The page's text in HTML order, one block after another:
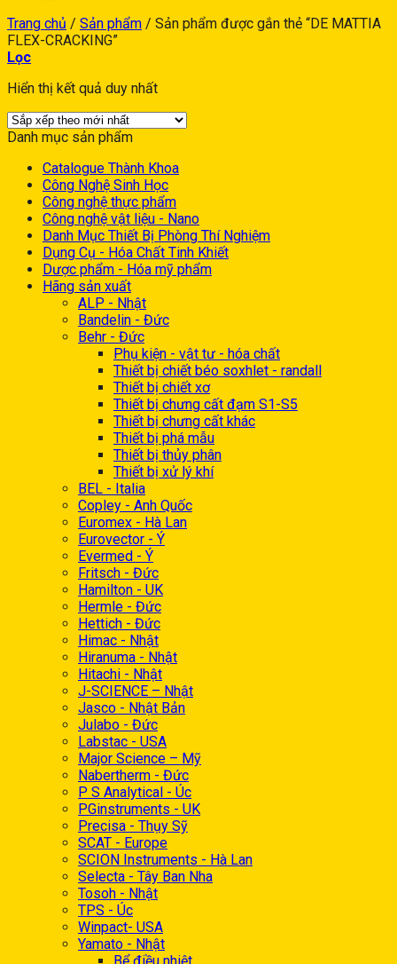
Trang chủ / Sản phẩm / Sản phẩm được gắn thẻ “DE MATTIA
FLEX-CRACKING”
Lọc
Hiển thị kết quả duy nhất
Danh mục sản phẩm
Catalogue Thành Khoa
Công Nghệ Sinh Học
Công nghệ thực phẩm
Công nghệ vật liệu - Nano
Danh Mục Thiết Bị Phòng Thí Nghiệm
Dụng Cụ - Hóa Chất Tinh Khiết
Dược phẩm - Hóa mỹ phẩm
Hãng sản xuất
ALP - Nhật
Bandelin - Đức
Behr - Đức
Phụ kiện - vật tư - hóa chất
Thiết bị chiết béo soxhlet - randall
Thiết bị chiết xơ
Thiết bị chưng cất đạm S1-S5
Thiết bị chưng cất khác
Thiết bị phá mẫu
Thiết bị thủy phân
Thiết bị xử lý khí
BEL - Italia
Copley - Anh Quốc
Euromex - Hà Lan
Eurovector - Ý
Evermed - Ý
Fritsch - Đức
Hamilton - UK
Hermle - Đức
Hettich - Đức
Himac - Nhật
Hiranuma - Nhật
Hitachi - Nhật
J-SCIENCE – Nhật
Jasco - Nhật Bản
Julabo - Đức
Labstac - USA
Major Science – Mỹ
Nabertherm - Đức
P S Analytical - Úc
PGinstruments - UK
Precisa - Thụy Sỹ
SCAT - Europe
SCION Instruments - Hà Lan
Selecta - Tây Ban Nha
Tosoh - Nhật
TPS - Úc
Winpact- USA
Yamato - Nhật